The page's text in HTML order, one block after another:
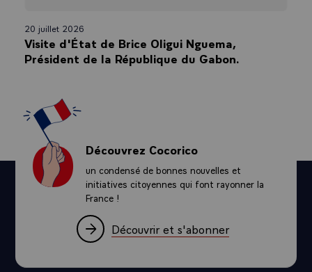
20 juillet 2026
Visite d'État de Brice Oligui Nguema,
Président de la République du Gabon.
Découvrez Cocorico
un condensé de bonnes nouvelles et
initiatives citoyennes qui font rayonner la
France !
Découvrir et s'abonner